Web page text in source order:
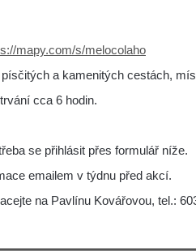
mapy.com/s/melocolaho
a kamenitých cestách,
cca 6 hodin.
se přihlásit přes formulář níže.
emailem v týdnu před akcí.
na Pavlínu Kovářovou, tel.: